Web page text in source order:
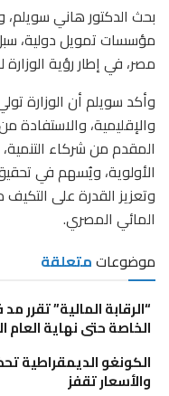
بحث الدكتور هاني سويلم،
مؤسسات تمويل دولية،
مصر، في إطار رؤية الوزارة
وأكد سويلم أن الوزارة
والإقليمية، والاستفادة
المقدم من شركاء
الأولوية، ويُسهم في تحقيق
وتعزيز القدرة على التكيف
المائي المصري.
موضوعاتمتعلقة
“الرقابة المالية” تقرر
الخاصة حتى نهاية العام
الكونغو الديمقراطية
والأسعار تقفز